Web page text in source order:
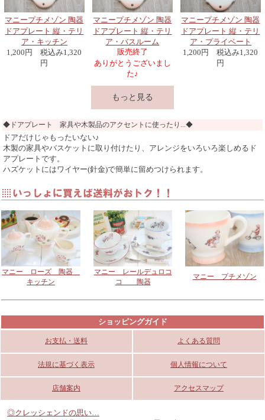
マニープチメゾン 陶器
ドアプレート 縦・テリ
ア・キッチン
1,200円 税込み1,320
円
マニープチメゾン 陶器
ドアプレート 縦・テリ
ア・バスルーム
販売終了
ありがとうございまし
た♪
マニープチメゾン 陶器
ドアプレート 縦・テリ
ア・プライベート
1,200円 税込み1,320
円
もっと見る
マニー ホーロー ドア
3,200円 税込み3,520
マニー ホーロー ドア
禁止
円
マニー ホーロー ドア
販売終了
た♪
550円 税込み605円
550円 税込み605円
GC ミニドアプレート GC ミニドアプレート
◆ドアプレート 家具や木製品のアクセントに使ったり...◆
ドアだけじゃもったいない♪
木製の家具やバスケットに取り付けたり、アレンジをいろいろ楽しめるド
アプレートです。
ハズケットにはワイヤー(針金)で簡単に留めつけられます。
マニー ローズ 陶器
キッチン
マニー レールデュロコ
コ 陶器
マニー プチメゾン
ショッピングガイド
お支払・送料 よくある質問
法規に基づく表示 個人情報について
店舗案内 アクセスマップ
◎クレッシェンドの思い…